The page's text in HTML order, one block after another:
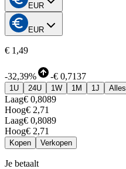
EUR
EUR
€ 1,49
-32,39% -€ 0,7137
1U 24U 1W 1M 1J Alles
Laag€ 0,8089
Hoog€ 2,71
Laag€ 0,8089
Hoog€ 2,71
Kopen Verkopen
Je betaalt